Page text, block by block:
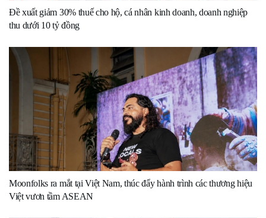
Đề xuất giảm 30% thuế cho hộ, cá nhân kinh doanh, doanh nghiệp
thu dưới 10 tỷ đồng
Moonfolks ra mắt tại Việt Nam, thúc đẩy hành trình các thương hiệu
Việt vươn tầm ASEAN